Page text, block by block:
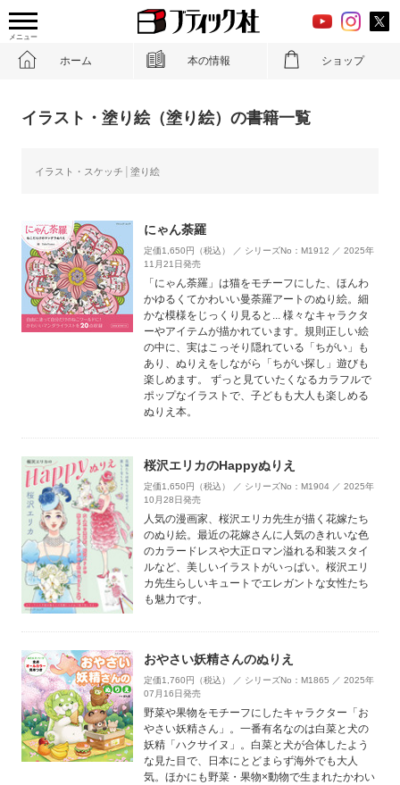
メニュー
ホーム 本の情報 ショップ
イラスト・塗り絵（塗り絵）の書籍一覧
イラスト・スケッチ 塗り絵
にゃん荼羅
定価1,650円（税込） ／ シリーズNo：M1912 ／ 2025年
11月21日発売
「にゃん荼羅」は猫をモチーフにした、ほんわ
かゆるくてかわいい曼荼羅アートのぬり絵。細
かな模様をじっくり見ると... 様々なキャラクタ
ーやアイテムが描かれています。規則正しい絵
の中に、実はこっそり隠れている「ちがい」も
あり、ぬりえをしながら「ちがい探し」遊びも
楽しめます。 ずっと見ていたくなるカラフルで
ポップなイラストで、子どもも大人も楽しめる
ぬりえ本。
桜沢エリカのHappyぬりえ
定価1,650円（税込） ／ シリーズNo：M1904 ／ 2025年
10月28日発売
人気の漫画家、桜沢エリカ先生が描く花嫁たち
のぬり絵。最近の花嫁さんに人気のきれいな色
のカラードレスや大正ロマン溢れる和装スタイ
ルなど、美しいイラストがいっぱい。桜沢エリ
カ先生らしいキュートでエレガントな女性たち
も魅力です。
おやさい妖精さんのぬりえ
定価1,760円（税込） ／ シリーズNo：M1865 ／ 2025年
07月16日発売
野菜や果物をモチーフにしたキャラクター「お
やさい妖精さん」。一番有名なのは白菜と犬の
妖精「ハクサイヌ」。白菜と犬が合体したよう
な見た目で、日本にとどまらず海外でも大人
気。ほかにも野菜・果物×動物で生まれたかわい